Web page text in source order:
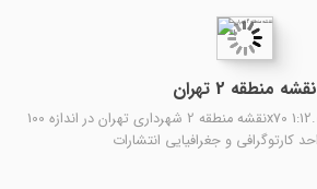
نقشه منطقه 2 تهران
نقشه منطقه 2 شهرداری تهران در اندازه 100x70 سانتی‌متر و در مقیاس 1:12.500